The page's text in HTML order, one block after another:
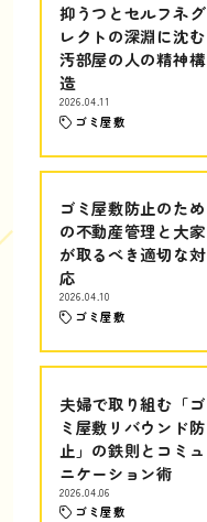
抑うつとセルフネグ
レクトの深淵に沈む
汚部屋の人の精神構
造
2026.04.11
ゴミ屋敷
ゴミ屋敷防止のため
の不動産管理と大家
が取るべき適切な対
応
2026.04.10
ゴミ屋敷
夫婦で取り組む「ゴ
ミ屋敷リバウンド防
止」の鉄則とコミュ
ニケーション術
2026.04.06
ゴミ屋敷